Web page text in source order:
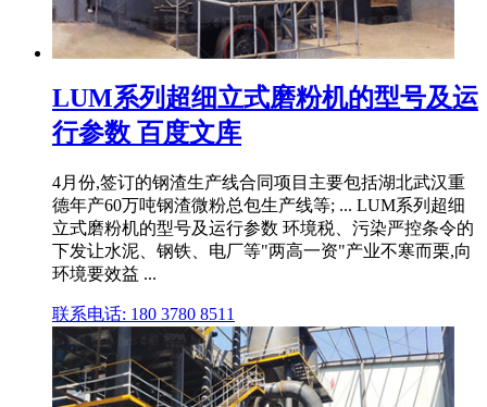
LUM系列超细立式磨粉机的型号及运
行参数 百度文库
4月份,签订的钢渣生产线合同项目主要包括湖北武汉重
德年产60万吨钢渣微粉总包生产线等; ... LUM系列超细
立式磨粉机的型号及运行参数 环境税、污染严控条令的
下发让水泥、钢铁、电厂等"两高一资"产业不寒而栗,向
环境要效益 ...
联系电话: 180 3780 8511